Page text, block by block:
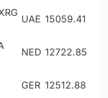
UAE 15059.41
NED 12722.85
GER 12512.88